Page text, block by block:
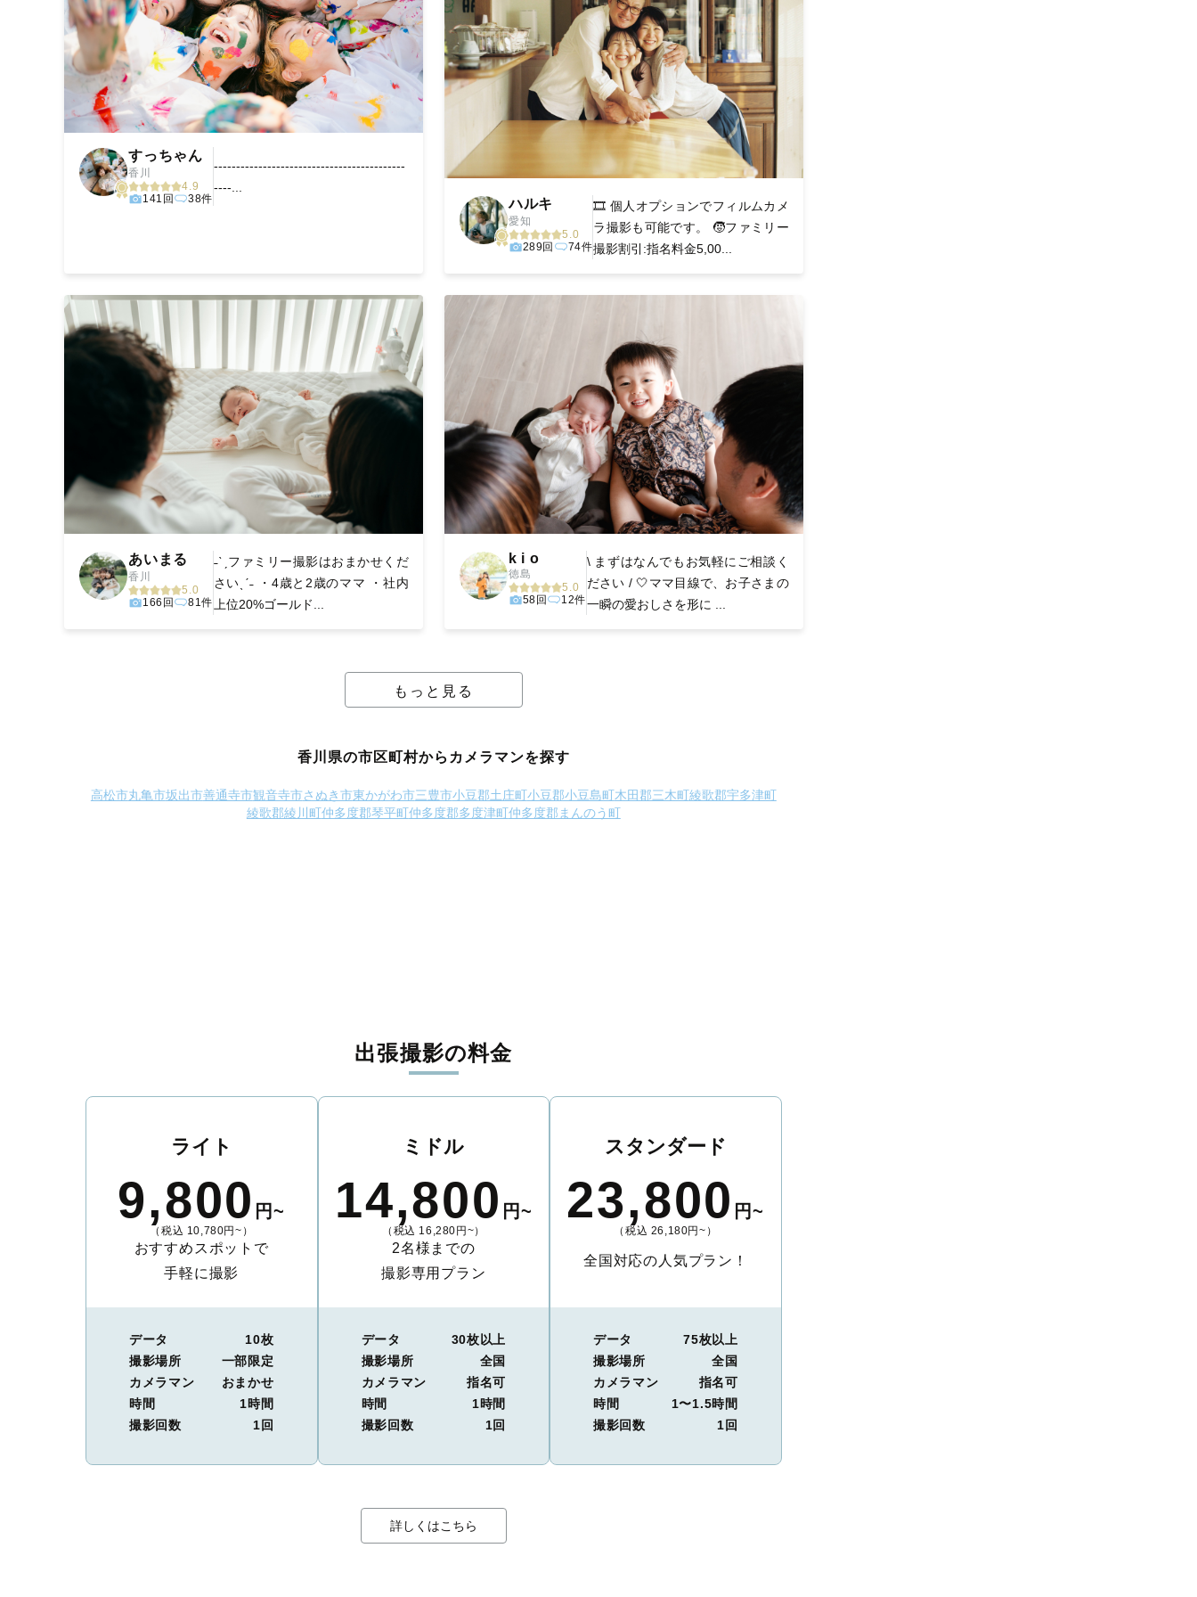
すっちゃん
香川
4.9
141回
38件
-------------------------------------------
----...
ハルキ
愛知
5.0
289回
74件
🎞️ 個人オプションでフィルムカメ
ラ撮影も可能です。 🧒ファミリー
撮影割引:指名料金5,00...
あいまる
香川
5.0
166回
81件
˗ˋˏファミリー撮影はおまかせくだ
さいˎˊ˗ ・4歳と2歳のママ ・社内
上位20%ゴールド...
k i o
徳島
5.0
58回
12件
\ まずはなんでもお気軽にご相談く
ださい / 🤍ママ目線で、お子さまの
一瞬の愛おしさを形に ...
もっと見る
香川県の市区町村からカメラマンを探す
高松市丸亀市坂出市善通寺市観音寺市さぬき市東かがわ市三豊市小豆郡土庄町小豆郡小豆島町木田郡三木町綾歌郡宇多津町
綾歌郡綾川町仲多度郡琴平町仲多度郡多度津町仲多度郡まんのう町
出張撮影の料金
ライト
9,800 円~
（税込 10,780円~）
おすすめスポットで
手軽に撮影
データ
10枚
撮影場所
一部限定
カメラマン
おまかせ
時間
1時間
撮影回数
1回
ミドル
14,800 円~
（税込 16,280円~）
2名様までの
撮影専用プラン
データ
30枚以上
撮影場所
全国
カメラマン
指名可
時間
1時間
撮影回数
1回
スタンダード
23,800 円~
（税込 26,180円~）
全国対応の人気プラン！
データ
75枚以上
撮影場所
全国
カメラマン
指名可
時間
1〜1.5時間
撮影回数
1回
詳しくはこちら